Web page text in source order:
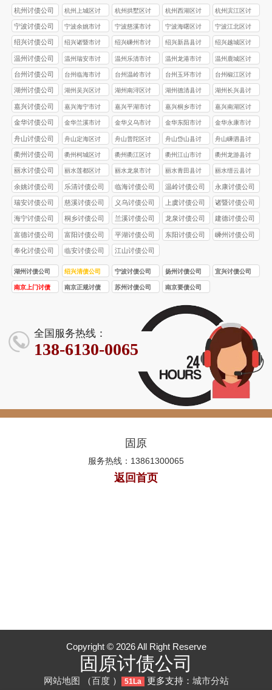
杭州讨债公司
杭州上城区讨
债公司
杭州拱墅区讨
债公司
杭州西湖区讨
债公司
杭州滨江区讨
债公司
宁波讨债公司
宁波余姚市讨
债公司
宁波慈溪市讨
债公司
宁波海曙区讨
债公司
宁波江北区讨
债公司
绍兴讨债公司
绍兴诸暨市讨
债公司
绍兴嵊州市讨
债公司
绍兴新昌县讨
债公司
绍兴越城区讨
债公司
温州讨债公司
温州瑞安市讨
债公司
温州乐清市讨
债公司
温州龙港市讨
债公司
温州鹿城区讨
债公司
台州讨债公司
台州‌临海市讨
债公司
台州‌温岭市讨
债公司
台州玉环市讨
债公司
台州椒江区讨
债公司
湖州讨债公司
湖州吴兴区讨
债公司
湖州南浔区讨
债公司
湖州德清县讨
债公司
湖州长兴县讨
债公司
嘉兴讨债公司
嘉兴海宁市讨
债公司
嘉兴平湖市讨
债公司
嘉兴桐乡市讨
债公司
嘉兴南湖区讨
债公司
金华讨债公司
金华兰溪市讨
债公司
金华义乌市讨
债公司
金华东阳市讨
债公司
金华永康市讨
债公司
舟山讨债公司
舟山定海区讨
债公司
舟山普陀区讨
债公司
舟山岱山县讨
债公司
舟山嵊泗县讨
债公司
衢州讨债公司
衢州柯城区讨
债公司
衢州衢江区讨
债公司
衢州江山市讨
债公司
衢州龙游县讨
债公司
丽水讨债公司
丽水莲都区讨
债公司
丽水龙泉市讨
债公司
丽水青田县讨
债公司
丽水缙云县讨
债公司
余姚讨债公司 乐清讨债公司 临海讨债公司 温岭讨债公司 永康讨债公司
瑞安讨债公司 慈溪讨债公司 义乌讨债公司 上虞讨债公司 诸暨讨债公司
海宁讨债公司 桐乡讨债公司 兰溪讨债公司 龙泉讨债公司 建德讨债公司
富德讨债公司 富阳讨债公司 平湖讨债公司 东阳讨债公司 嵊州讨债公司
奉化讨债公司 临安讨债公司 江山讨债公司
湖州讨债公司 绍兴清债公司 宁波讨债公司 扬州讨债公司 宜兴讨债公司
南京上门讨债
南京正规讨债
苏州讨债公司 南京要债公司
全国服务热线：
138-6130-0065
固原
服务热线：13861300065
返回首页
Copyright © 2026 All Right Reserve
固原讨债公司
网站地图 （百度） 51La 更多支持： 城市分站